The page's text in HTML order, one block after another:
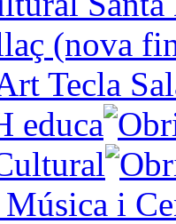
Tecla
educa
i